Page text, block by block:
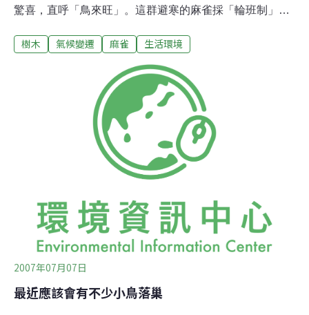
驚喜，直呼「鳥來旺」。這群避寒的麻雀採「輪班制」，
田覓食，換另一批百隻麻雀避寒，十分有趣。李姓屋主
寒，雖嘰嘰喳喳吵得很，但家人都視為好兆頭。雲林野鳥
學會前會長陳清圳說，麻雀通常巢居樹木，連日來氣溫下
降，樹木避寒功能有限，建築物的背風牆對牠們來說像
「暖屋」，雖然鳥爪抓牆面很耗體力，但為避免失溫，
「寧可辛苦些，也不要被凍死」。這處民宅四周空曠，麻
雀無處避寒，因此出現百鳥攀牆避寒的畫面。
樹木 氣候變遷 麻雀 生活環境
2007年07月07日
最近應該會有不少小鳥落巢